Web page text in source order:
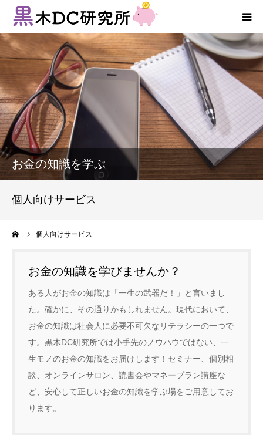
お金の知識を学ぶ
個人向けサービス
個人向けサービス
お金の知識を学びませんか？
ある人がお金の知識は「一生の武器だ！」と言いまし
た。確かに、その通りかもしれません。現代において、
お金の知識は社会人に必要不可欠なリテラシーの一つで
す。黒木DC研究所では小手先のノウハウではない、一
生モノのお金の知識をお届けします！セミナー、個別相
談、オンラインサロン、読書会やマネープラン講座な
ど、安心して正しいお金の知識を学ぶ場をご用意してお
ります。
法人向けサービス
個人向けサービス
コラム
新着情報